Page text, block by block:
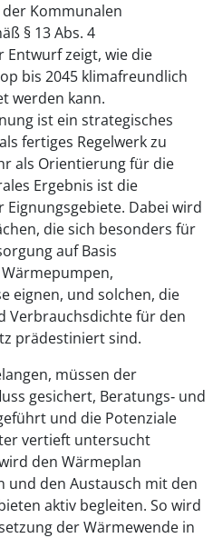
Kommunalen
§ 13 Abs. 4
Entwurf zeigt, wie die
bis 2045 klimafreundlich
werden kann.
ist ein strategisches
fertiges Regelwerk zu
als Orientierung für die
Ergebnis ist die
Dabei wird
die sich besonders für
auf Basis
eignen, und solchen, die
Verbrauchsdichte für den
prädestiniert sind.
müssen der
gesichert, Beratungs‑ und
und die Potenziale
vertieft untersucht
den Wärmeplan
den Austausch mit den
aktiv begleiten. So wird
der Wärmewende in